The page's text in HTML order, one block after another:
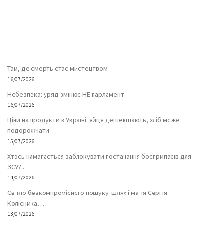
Там, де смерть стає мистецтвом
16/07/2026
Небезпека: уряд змінює НЕ парламент
16/07/2026
Ціни на продукти в Україні: яйця дешевшають, хліб може
подорожчати
15/07/2026
Хтось намагається заблокувати постачання боєприпасів для
ЗСУ?..
14/07/2026
Світло безкомпромісного пошуку: шлях і магія Сергія
Колісника…
13/07/2026